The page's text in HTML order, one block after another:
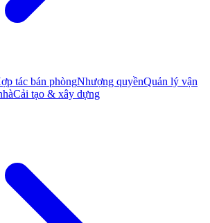
tác bán phòngNhượng quyềnQuản lý vận
Cải tạo & xây dựng